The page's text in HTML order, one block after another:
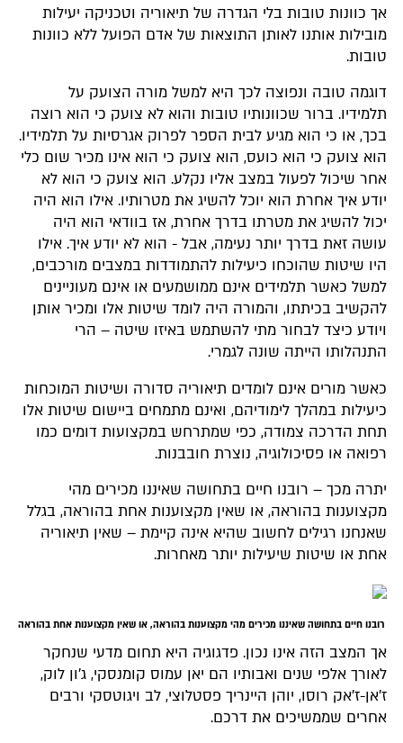
אך כוונות טובות בלי הגדרה של תיאוריה וטכניקה יעילות
מובילות אותנו לאותן התוצאות של אדם הפועל ללא כוונות
טובות.
דוגמה טובה ונפוצה לכך היא למשל מורה הצועק על
תלמידיו. ברור שכוונותיו טובות והוא לא צועק כי הוא רוצה
בכך, או כי הוא מגיע לבית הספר לפרוק אגרסיות על תלמידיו.
הוא צועק כי הוא כועס, הוא צועק כי הוא אינו מכיר שום כלי
אחר שיכול לפעול במצב אליו נקלע. הוא צועק כי הוא לא
יודע איך אחרת הוא יוכל להשיג את מטרותיו. אילו הוא היה
יכול להשיג את מטרתו בדרך אחרת, אז בוודאי הוא היה
עושה זאת בדרך יותר נעימה, אבל - הוא לא יודע איך. אילו
היו שיטות שהוכחו כיעילות להתמודדות במצבים מורכבים,
למשל כאשר תלמידים אינם ממושמעים או אינם מעוניינים
להקשיב בכיתתו, והמורה היה לומד שיטות אלו ומכיר אותן
ויודע כיצד לבחור מתי להשתמש באיזו שיטה – הרי
התנהלותו הייתה שונה לגמרי.
כאשר מורים אינם לומדים תיאוריה סדורה ושיטות המוכחות
כיעילות במהלך לימודיהם, ואינם מתמחים ביישום שיטות אלו
תחת הדרכה צמודה, כפי שמתרחש במקצועות דומים כמו
רפואה או פסיכולוגיה, נוצרת חובבנות.
יתרה מכך – רובנו חיים בתחושה שאיננו מכירים מהי
מקצוענות בהוראה, או שאין מקצוענות אחת בהוראה, בגלל
שאנחנו רגילים לחשוב שהיא אינה קיימת – שאין תיאוריה
אחת או שיטות שיעילות יותר מאחרות.
רובנו חיים בתחושה שאיננו מכירים מהי מקצוענות בהוראה, או שאין מקצוענות אחת בהוראה
אך המצב הזה אינו נכון. פדגוגיה היא תחום מדעי שנחקר
לאורך אלפי שנים ואבותיו הם יאן עמוס קומנסקי, ג'ון לוק,
ז'אן-ז'אק רוסו, יוהן היינריך פסטלוצי, לב ויגוטסקי ורבים
אחרים שממשיכים את דרכם.